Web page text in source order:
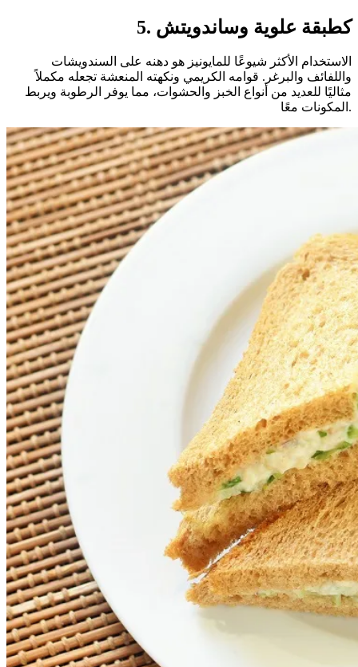
5. كطبقة علوية وساندويتش
الاستخدام الأكثر شيوعًا للمايونيز هو دهنه على السندويشات
واللفائف والبرغر. قوامه الكريمي ونكهته المنعشة تجعله مكملاً
مثاليًا للعديد من أنواع الخبز والحشوات، مما يوفر الرطوبة ويربط
المكونات معًا.